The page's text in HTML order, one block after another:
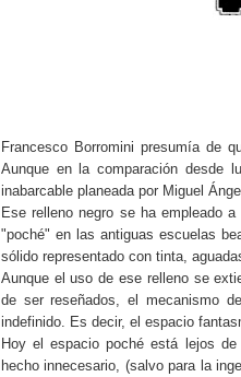
Francesco Borromini presumía de
Aunque en la comparación desde
inabarcable planeada por Miguel
Ese relleno negro se ha empleado
"poché" en las antiguas escuelas
sólido representado con tinta,
Aunque el uso de ese relleno se
de ser reseñados, el mecanismo
indefinido. Es decir, el espacio
Hoy el espacio poché está lejos
hecho innecesario, (salvo para la